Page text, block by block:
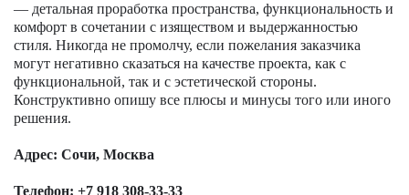
— детальная проработка пространства, функциональность и
комфорт в сочетании с изяществом и выдержанностью
стиля. Никогда не промолчу, если пожелания заказчика
могут негативно сказаться на качестве проекта, как с
функциональной, так и с эстетической стороны.
Конструктивно опишу все плюсы и минусы того или иного
решения.
Адрес: Сочи, Москва
Телефон: +7 918 308-33-33